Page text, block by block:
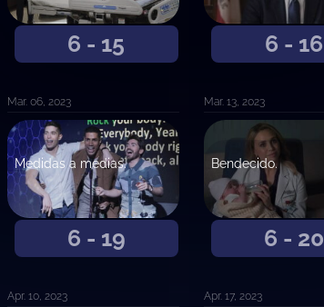
6 - 15
Mar. 06, 2023
6 - 16
Mar. 13, 2023
6 - 19
Medidas a medias.
Apr. 10, 2023
6 - 20
Bendecido.
Apr. 17, 2023